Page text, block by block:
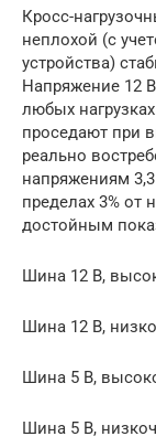
Кросс-
неплохой (с
устройства)
Напряжение 12
любых
проседают при
реально
напряжениям
пределах 3% от
достойным
Шина 12 В,
Шина 12 В,
Шина 5 В,
Шина 5 В,